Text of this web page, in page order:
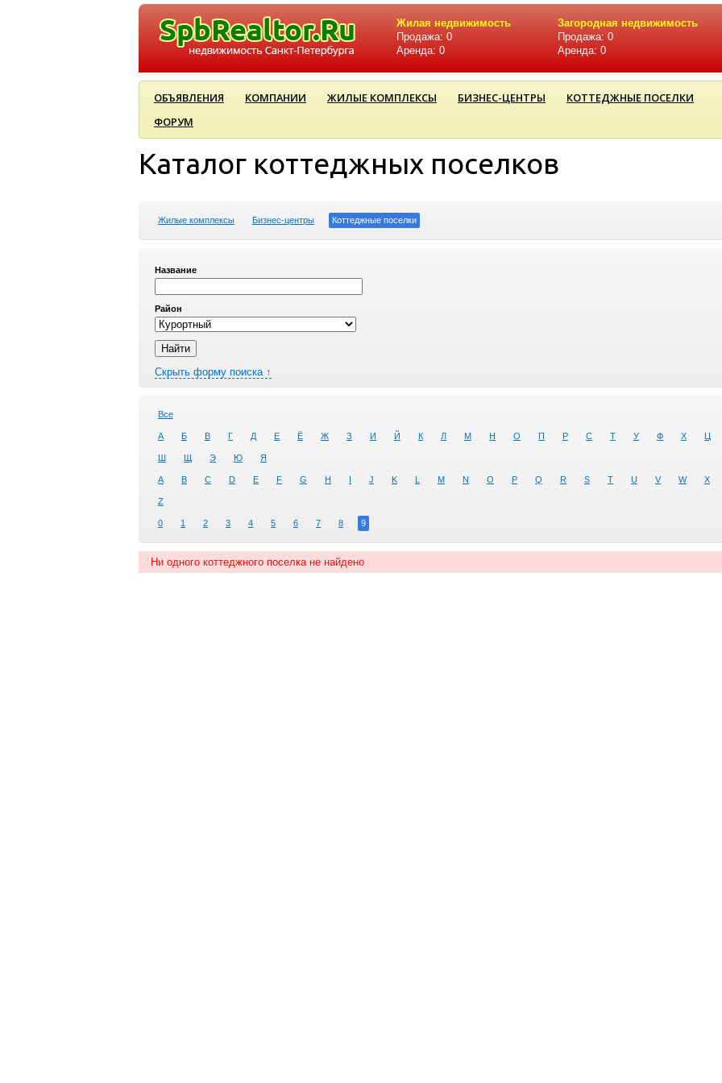
Жилая недвижимость
Продажа: 0
Аренда: 0
Загородная недвижимость
Продажа: 0
Аренда: 0
ОБЪЯВЛЕНИЯ КОМПАНИИ ЖИЛЫЕ КОМПЛЕКСЫ БИЗНЕС-ЦЕНТРЫ
КОТТЕДЖНЫЕ ПОСЕЛКИ
ФОРУМ
Каталог коттеджных поселков
Жилые комплексы Бизнес-центры Коттеджные поселки
Название
Район
Скрыть форму поиска ↑
Все
А Б В Г Д Е Ё Ж З И Й К Л М Н О П Р С Т У Ф Х Ц
Ш Щ Э Ю Я
A B C D E F G H I J K L M N O P Q R S T U V W X
Z
0 1 2 3 4 5 6 7 8 9
Ни одного коттеджного поселка не найдено